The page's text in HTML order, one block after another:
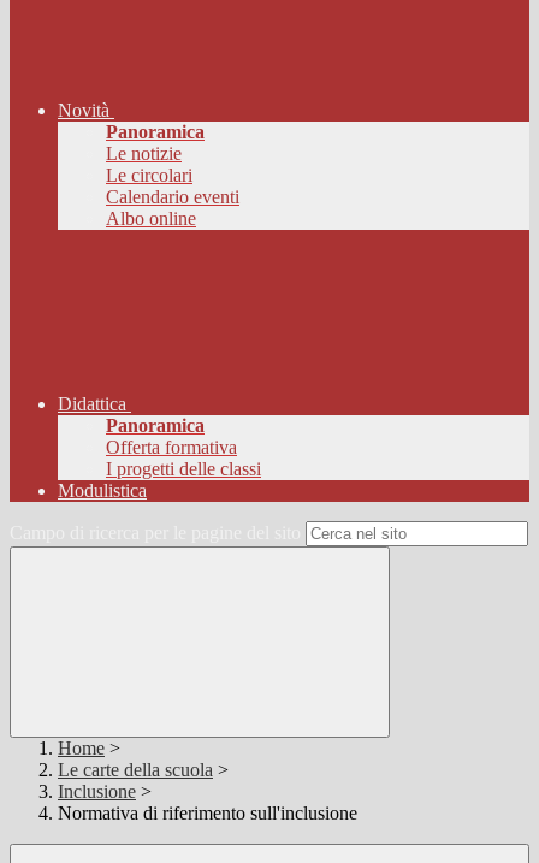
Novità
Panoramica
Le notizie
Le circolari
Calendario eventi
Albo online
Didattica
Panoramica
Offerta formativa
I progetti delle classi
Modulistica
Home >
Le carte della scuola >
Inclusione >
Normativa di riferimento sull'inclusione